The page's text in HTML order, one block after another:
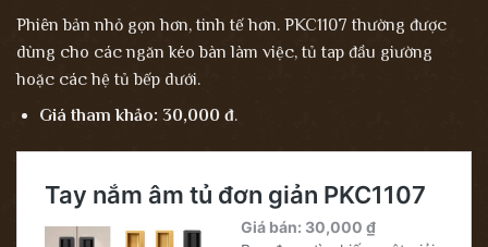
Phiên bản nhỏ gọn hơn, tinh tế hơn. PKC1107 thường được
dùng cho các ngăn kéo bàn làm việc, tủ tap đầu giường
hoặc các hệ tủ bếp dưới.
Giá tham khảo: 30,000 đ.